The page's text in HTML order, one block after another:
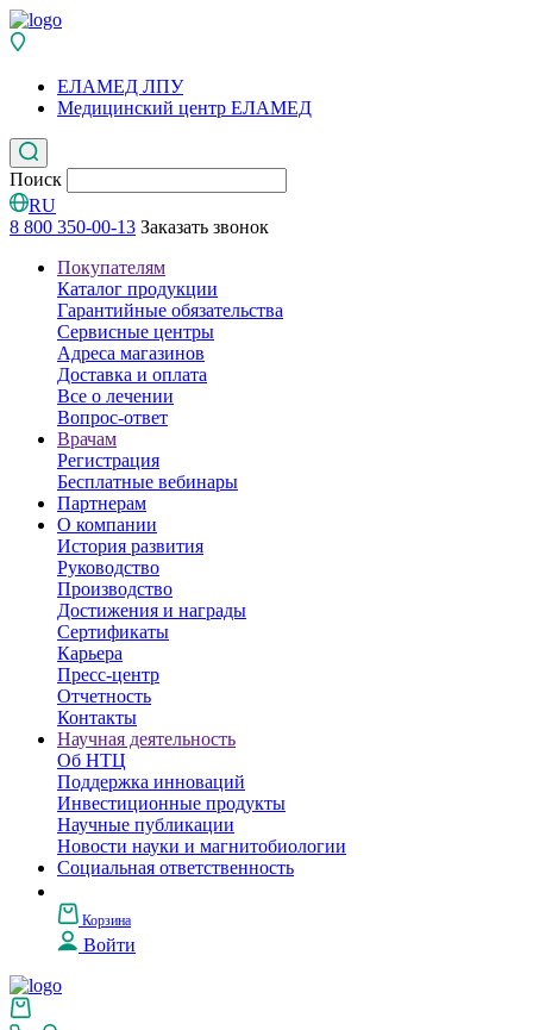
ЕЛАМЕД ЛПУ
Медицинский центр ЕЛАМЕД
Поиск
RU
8 800 350-00-13 Заказать звонок
Покупателям
Каталог продукции
Гарантийные обязательства
Сервисные центры
Адреса магазинов
Доставка и оплата
Все о лечении
Вопрос-ответ
Врачам
Регистрация
Бесплатные вебинары
Партнерам
О компании
История развития
Руководство
Производство
Достижения и награды
Сертификаты
Карьера
Пресс-центр
Отчетность
Контакты
Научная деятельность
Об НТЦ
Поддержка инноваций
Инвестиционные продукты
Научные публикации
Новости науки и магнитобиологии
Социальная ответственность
Корзина
Войти